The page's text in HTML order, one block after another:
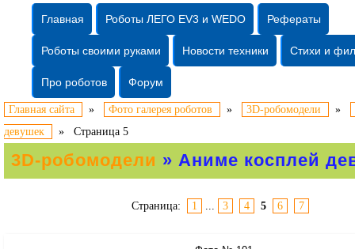
Главная Роботы ЛЕГО EV3 и WEDO Рефераты
Роботы своими руками Новости техники Стихи и
Про роботов Форум
Главная сайта » Фото галерея роботов » 3D-робомодели
»
девушек
» Страница 5
3D-робомодели » Аниме косплей
Страница: 1 ... 3 4 5 6 7